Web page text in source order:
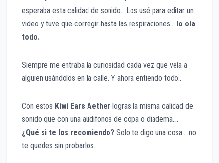
esperaba esta calidad de sonido. Los usé para editar un
video y tuve que corregir hasta las respiraciones… lo oía
todo.
Siempre me entraba la curiosidad cada vez que veía a
alguien usándolos en la calle. Y ahora entiendo todo..
Con estos Kiwi Ears Aether logras la misma calidad de
sonido que con una audifonos de copa o diadema.…
¿Qué si te los recomiendo? Solo te digo una cosa… no
te quedes sin probarlos.